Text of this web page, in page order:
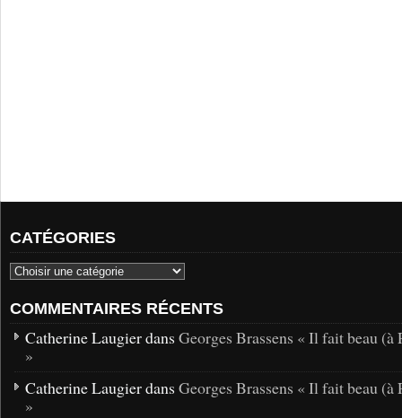
CATÉGORIES
COMMENTAIRES RÉCENTS
Catherine Laugier dans Georges Brassens « Il fait beau (à
»
Catherine Laugier dans Georges Brassens « Il fait beau (à
»